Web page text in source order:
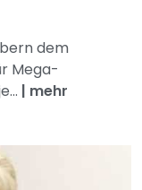
dem
Mega-
| mehr